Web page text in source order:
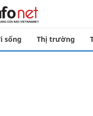
sống Thị trường